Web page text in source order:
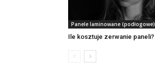
Panele laminowane (podłogowe)
Ile kosztuje zerwanie paneli?